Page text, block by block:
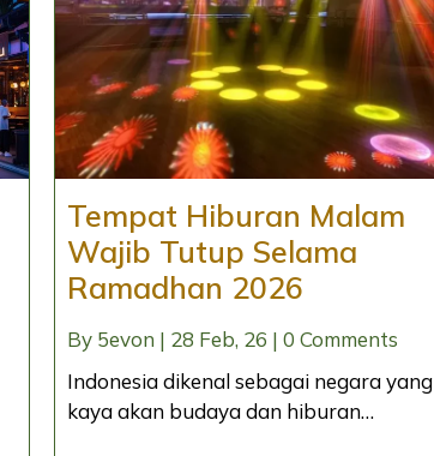
Tempat Hiburan Malam
Wajib Tutup Selama
Ramadhan 2026
By 5evon | 28 Feb, 26 | 0 Comments
Indonesia dikenal sebagai negara yang
kaya akan budaya dan hiburan…